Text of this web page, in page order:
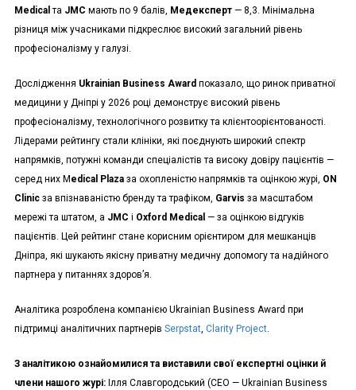
Medicalта JMC мають по 9 балів, Медексперт — 8,3. Мінімальна
різниця між учасниками підкреслює високий загальний рівень
професіоналізму у галузі.
Дослідження Ukrainian Business Award показало, що ринок приватної
медицини у Дніпрі у 2026 році демонструє високий рівень
професіоналізму, технологічного розвитку та клієнтоорієнтованості.
Лідерами рейтингу стали клініки, які поєднують широкий спектр
напрямків, потужні команди спеціалістів та високу довіру пацієнтів —
серед них M edical Plazaза охопленістю напрямків та оцінкою журі, ON
Clinicза впізнаваністю бренду та трафіком, Garvis за масштабом
мережі та штатом, а JMC і Oxford Medical — за оцінкою відгуків
пацієнтів. Цей рейтинг стане корисним орієнтиром для мешканців
Дніпра, які шукають якісну приватну медичну допомогу та надійного
партнера у питаннях здоров’я.
Аналітика розроблена компанією Ukrainian Business Award при
підтримці аналітичних партнерів Serpstat, Clarity Project.
З аналітикою ознайомилися та виставили свої експертні оцінки й
члени нашого журі:Ілля Славгородський (СЕО — Ukrainian Business